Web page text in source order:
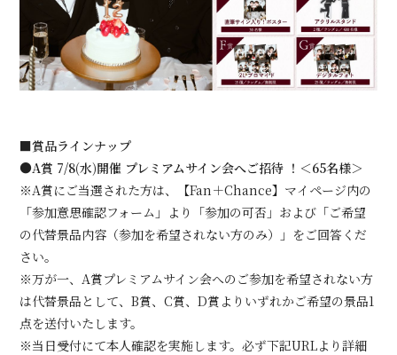
■賞品ラインナップ
●A賞 7/8(水)開催 プレミアムサイン会へご招待 ！＜65名様＞
※A賞にご当選された方は、【Fan＋Chance】マイページ内の
「参加意思確認フォーム」より「参加の可否」および「ご希望
の代替景品内容（参加を希望されない方のみ）」をご回答くだ
さい。
※万が一、A賞プレミアムサイン会へのご参加を希望されない方
は代替景品として、B賞、C賞、D賞よりいずれかご希望の景品1
点を送付いたします。
※当日受付にて本人確認を実施します。必ず下記URLより詳細